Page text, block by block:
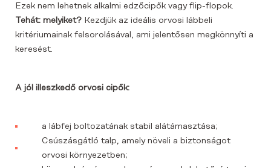
Ezek nem lehetnek alkalmi edzőcipők vagy flip-flopok.
Tehát: melyiket? Kezdjük az ideális orvosi lábbeli
kritériumainak felsorolásával, ami jelentősen megkönnyíti a
keresést.
A jól illeszkedő orvosi cipők:
a lábfej boltozatának stabil alátámasztása;
Csúszásgátló talp, amely növeli a biztonságot
orvosi környezetben;